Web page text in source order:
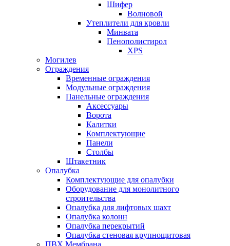
Шифер
Волновой
Утеплители для кровли
Минвата
Пенополистирол
XPS
Могилев
Ограждения
Временные ограждения
Модульные ограждения
Панельные ограждения
Аксессуары
Ворота
Калитки
Комплектующие
Панели
Столбы
Штакетник
Опалубка
Комплектующие для опалубки
Оборудование для монолитного
строительства
Опалубка для лифтовых шахт
Опалубка колонн
Опалубка перекрытий
Опалубка стеновая крупнощитовая